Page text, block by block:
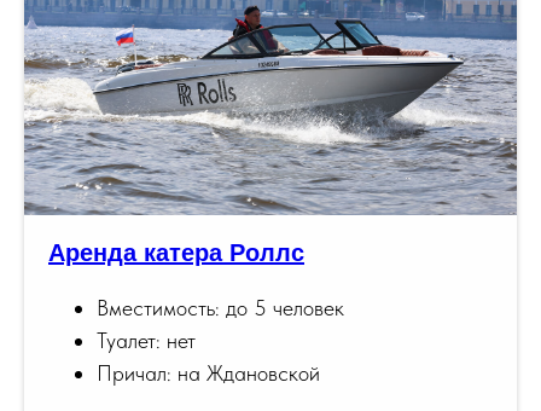
Аренда катера Роллс
Вместимость: до 5 человек
Туалет: нет
Причал: на Ждановской